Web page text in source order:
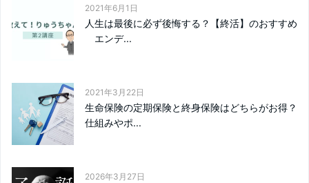
2021年6月1日
人生は最後に必ず後悔する？【終活】のおすすめ
エンデ...
2021年3月22日
生命保険の定期保険と終身保険はどちらがお得？
仕組みやポ...
2026年3月27日